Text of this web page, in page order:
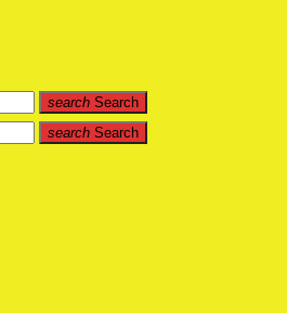
search Search
search Search